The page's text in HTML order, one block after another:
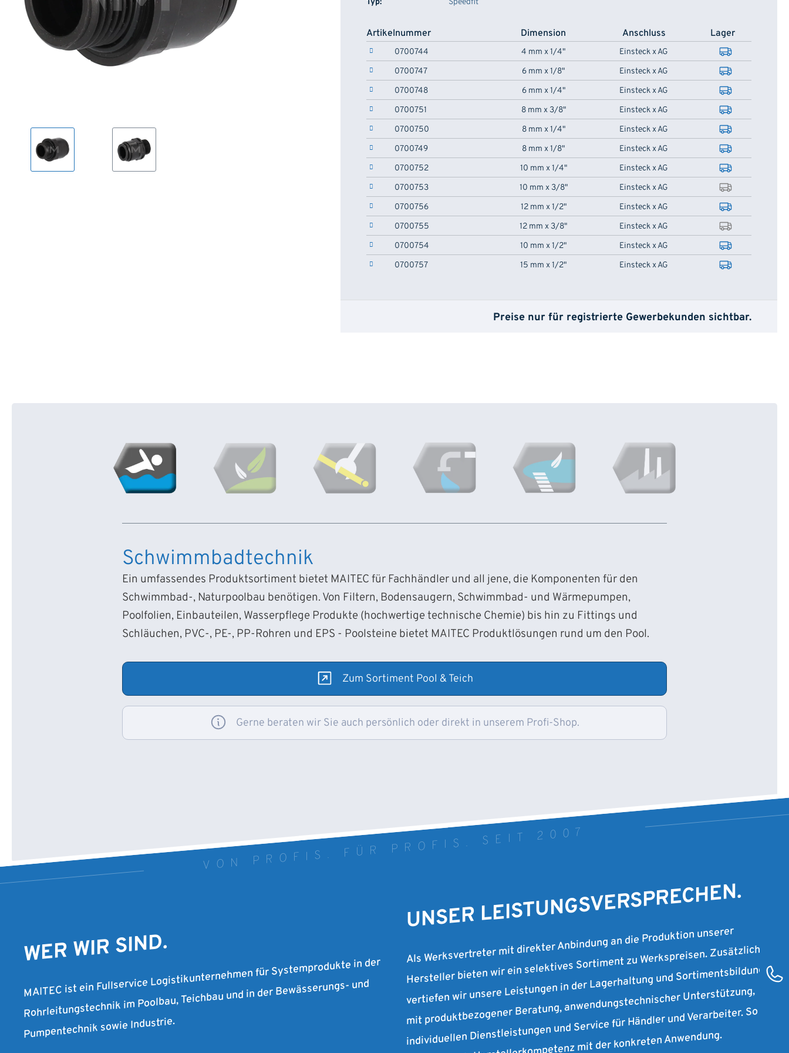
Typ:
Speedfit
Artikelnummer Dimension Anschluss Lager
0700744 4 mm x 1/4"
Einsteck x AG
0700747
6 mm x 1/8"
Einsteck x AG
0700748
6 mm x 1/4"
Einsteck x AG
0700751
8 mm x 3/8"
Einsteck x AG
0700750
8 mm x 1/4"
Einsteck x AG
0700749
8 mm x 1/8"
Einsteck x AG
0700752
10 mm x 1/4"
Einsteck x AG
0700753
10 mm x 3/8"
Einsteck x AG
0700756
12 mm x 1/2"
Einsteck x AG
0700755
12 mm x 3/8"
Einsteck x AG
0700754
10 mm x 1/2"
Einsteck x AG
0700757
15 mm x 1/2" Einsteck x AG
Preise nur für registrierte Gewerbekunden sichtbar.
Schwimmbadtechnik
Ein umfassendes Produktsortiment bietet MAITEC für Fachhändler und all jene, die Komponenten für den
Schwimmbad-, Naturpoolbau benötigen. Von Filtern, Bodensaugern, Schwimmbad- und Wärmepumpen,
Poolfolien, Einbauteilen, Wasserpflege Produkte (hochwertige technische Chemie) bis hin zu Fittings und
Schläuchen, PVC-, PE-, PP-Rohren und EPS - Poolsteine bietet MAITEC Produktlösungen rund um den Pool.
Zum Sortiment Pool & Teich
Gerne beraten wir Sie auch persönlich oder direkt in unserem Profi-Shop.
VON PROFIS. FÜR PROFIS. SEIT 2007
WER WIR SIND.
MAITEC ist ein Fullservice Logistikunternehmen für Systemprodukte in der
Rohrleitungstechnik im Poolbau, Teichbau und in der Bewässerungs- und
Pumpentechnik sowie Industrie.
UNSER LEISTUNGSVERSPRECHEN.
Als Werksvertreter mit direkter Anbindung an die Produktion unserer
Hersteller bieten wir ein selektives Sortiment zu Werkspreisen. Zusätzlich
vertiefen wir unsere Leistungen in der Lagerhaltung und Sortimentsbildung
mit produktbezogener Beratung, anwendungstechnischer Unterstützung,
individuellen Dienstleistungen und Service für Händler und Verarbeiter. So